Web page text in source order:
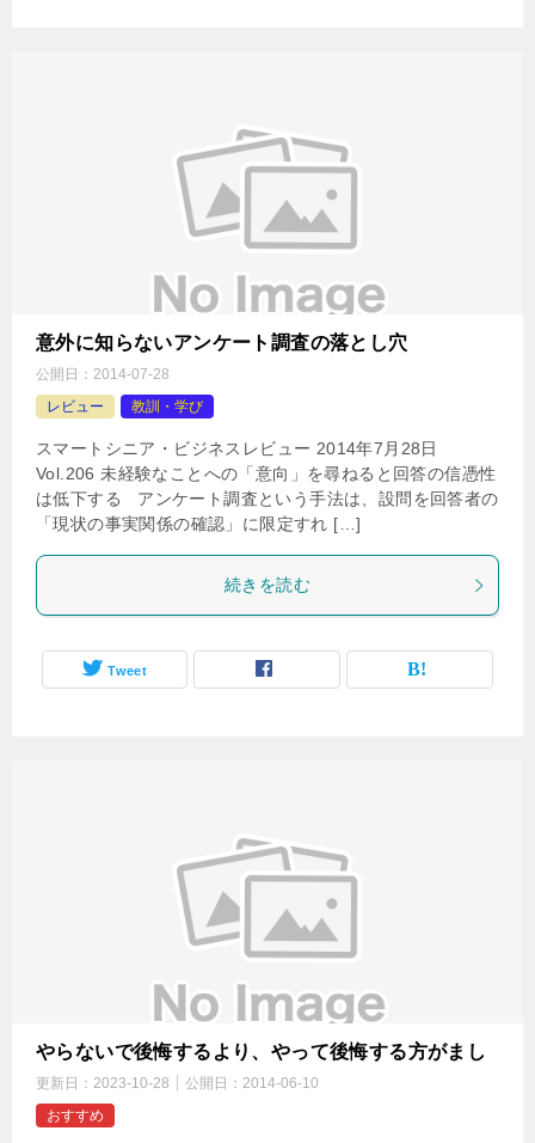
意外に知らないアンケート調査の落とし穴
公開日： 2014-07-28
レビュー
教訓・学び
スマートシニア・ビジネスレビュー 2014年7月28日
Vol.206 未経験なことへの「意向」を尋ねると回答の信憑性
は低下する アンケート調査という手法は、設問を回答者の
「現状の事実関係の確認」に限定すれ […]
続きを読む
Tweet
やらないで後悔するより、やって後悔する方がまし
更新日： 2023-10-28 公開日： 2014-06-10
おすすめ